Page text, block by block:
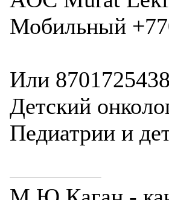
Мобильный
Или
Детский
Педиатрии и